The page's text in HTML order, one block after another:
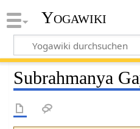
Yogawiki
Subrahmanya